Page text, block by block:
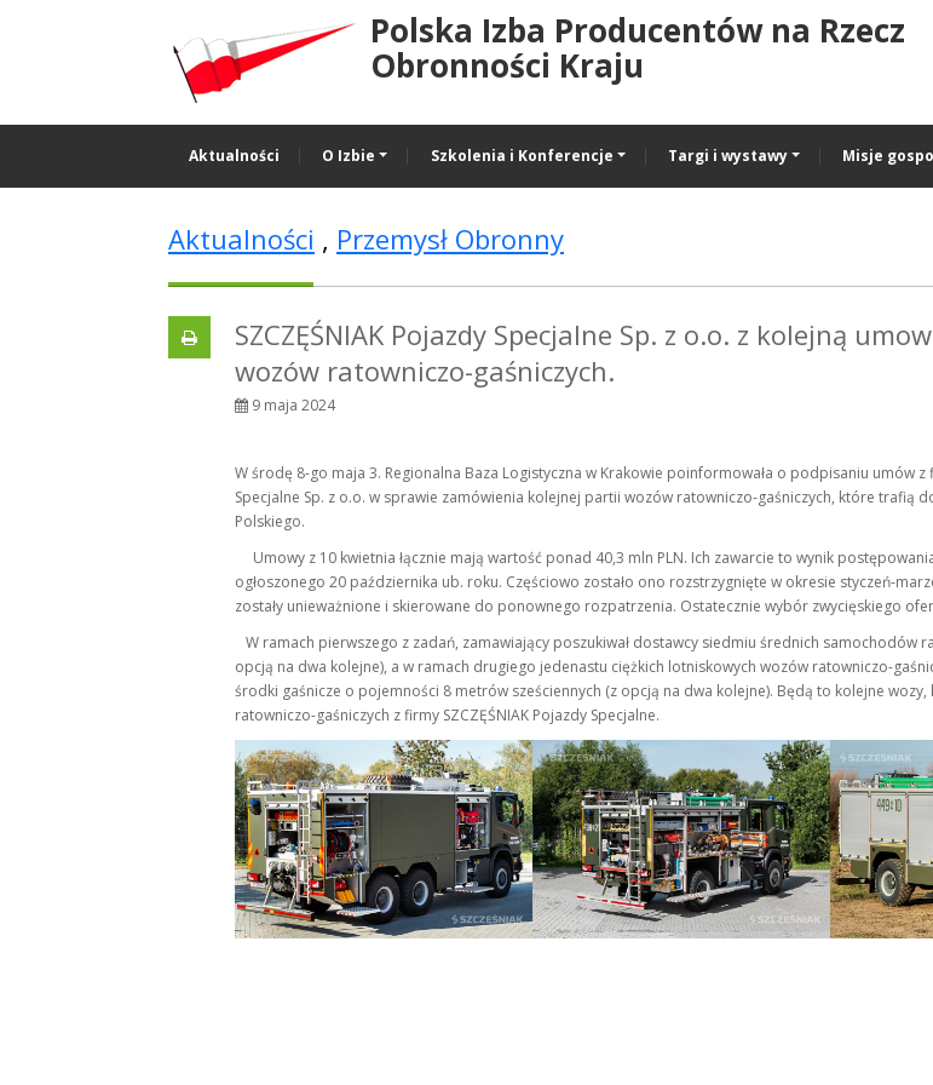
Polska Izba Producentów na Rzecz
Obronności Kraju
Aktualności O Izbie Szkolenia i Konferencje Targi i wystawy Misje
Aktualności , Przemysł Obronny
SZCZĘŚNIAK Pojazdy Specjalne Sp. z o.o. z kolejną
wozów ratowniczo-gaśniczych.
9 maja 2024
W środę 8-go maja 3. Regionalna Baza Logistyczna w Krakowie poinformowała o podpisaniu umów z
Specjalne Sp. z o.o. w sprawie zamówienia kolejnej partii wozów ratowniczo-gaśniczych, które trafią
Polskiego.
Umowy z 10 kwietnia łącznie mają wartość ponad 40,3 mln PLN. Ich zawarcie to wynik
ogłoszonego 20 października ub. roku. Częściowo zostało ono rozstrzygnięte w okresie styczeń-
zostały unieważnione i skierowane do ponownego rozpatrzenia. Ostatecznie wybór zwycięskiego
W ramach pierwszego z zadań, zamawiający poszukiwał dostawcy siedmiu średnich samochodów
opcją na dwa kolejne), a w ramach drugiego jedenastu ciężkich lotniskowych wozów ratowniczo-
środki gaśnicze o pojemności 8 metrów sześciennych (z opcją na dwa kolejne). Będą to kolejne
ratowniczo-gaśniczych z firmy SZCZĘŚNIAK Pojazdy Specjalne.